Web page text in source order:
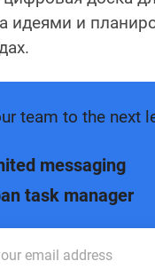
идеями и
team to the next
messaging
task manager